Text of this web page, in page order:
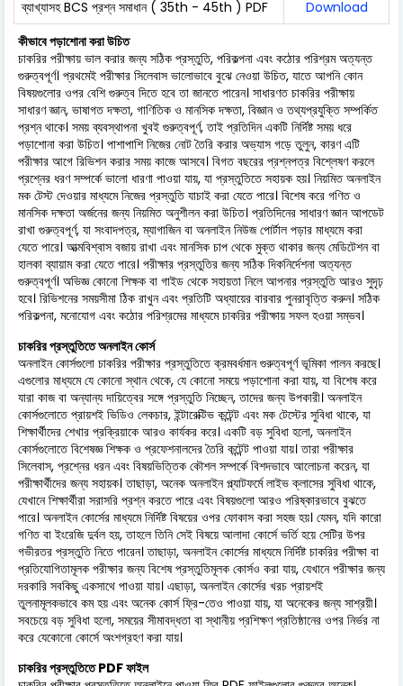
ব্যাখ্যাসহ BCS প্রশ্ন সমাধান ( 35th - 45th ) PDF
Download
কীভাবে পড়াশোনা করা উচিত
চাকরির পরীক্ষায় ভাল করার জন্য সঠিক প্রস্তুতি, পরিকল্পনা এবং কঠোর পরিশ্রম অত্যন্ত
গুরুত্বপূর্ণ। প্রথমেই পরীক্ষার সিলেবাস ভালোভাবে বুঝে নেওয়া উচিত, যাতে আপনি কোন
বিষয়গুলোর ওপর বেশি গুরুত্ব দিতে হবে তা জানতে পারেন। সাধারণত চাকরির পরীক্ষায়
সাধারণ জ্ঞান, ভাষাগত দক্ষতা, গাণিতিক ও মানসিক দক্ষতা, বিজ্ঞান ও তথ্যপ্রযুক্তি সম্পর্কিত
প্রশ্ন থাকে। সময় ব্যবস্থাপনা খুবই গুরুত্বপূর্ণ, তাই প্রতিদিন একটি নির্দিষ্ট সময় ধরে
পড়াশোনা করা উচিত। পাশাপাশি নিজের নোট তৈরি করার অভ্যাস গড়ে তুলুন, কারণ এটি
পরীক্ষার আগে রিভিশন করার সময় কাজে আসবে। বিগত বছরের প্রশ্নপত্র বিশ্লেষণ করলে
প্রশ্নের ধরণ সম্পর্কে ভালো ধারণা পাওয়া যায়, যা প্রস্তুতিতে সহায়ক হয়। নিয়মিত অনলাইন
মক টেস্ট দেওয়ার মাধ্যমে নিজের প্রস্তুতি যাচাই করা যেতে পারে। বিশেষ করে গণিত ও
মানসিক দক্ষতা অর্জনের জন্য নিয়মিত অনুশীলন করা উচিত। প্রতিদিনের সাধারণ জ্ঞান আপডেট
রাখা গুরুত্বপূর্ণ, যা সংবাদপত্র, ম্যাগাজিন বা অনলাইন নিউজ পোর্টাল পড়ার মাধ্যমে করা
যেতে পারে। আত্মবিশ্বাস বজায় রাখা এবং মানসিক চাপ থেকে মুক্ত থাকার জন্য মেডিটেশন বা
হালকা ব্যায়াম করা যেতে পারে। পরীক্ষার প্রস্তুতির জন্য সঠিক দিকনির্দেশনা অত্যন্ত
গুরুত্বপূর্ণ। অভিজ্ঞ কোনো শিক্ষক বা গাইড থেকে সহায়তা নিলে আপনার প্রস্তুতি আরও সুদৃঢ়
হবে। রিভিশনের সময়সীমা ঠিক রাখুন এবং প্রতিটি অধ্যায়ের বারবার পুনরাবৃত্তি করুন। সঠিক
পরিকল্পনা, মনোযোগ এবং কঠোর পরিশ্রমের মাধ্যমে চাকরির পরীক্ষায় সফল হওয়া সম্ভব।
চাকরির প্রস্তুতিতে অনলাইন কোর্স
অনলাইন কোর্সগুলো চাকরির পরীক্ষার প্রস্তুতিতে ক্রমবর্ধমান গুরুত্বপূর্ণ ভূমিকা পালন করছে।
এগুলোর মাধ্যমে যে কোনো স্থান থেকে, যে কোনো সময়ে পড়াশোনা করা যায়, যা বিশেষ করে
যারা কাজ বা অন্যান্য দায়িত্বের সঙ্গে প্রস্তুতি নিচ্ছেন, তাদের জন্য উপকারী। অনলাইন
কোর্সগুলোতে প্রায়শই ভিডিও লেকচার, ইন্টারেক্টিভ কন্টেন্ট এবং মক টেস্টের সুবিধা থাকে, যা
শিক্ষার্থীদের শেখার প্রক্রিয়াকে আরও কার্যকর করে। একটি বড় সুবিধা হলো, অনলাইন
কোর্সগুলোতে বিশেষজ্ঞ শিক্ষক ও প্রফেশনালদের তৈরি কন্টেন্ট পাওয়া যায়। তারা পরীক্ষার
সিলেবাস, প্রশ্নের ধরন এবং বিষয়ভিত্তিক কৌশল সম্পর্কে বিশদভাবে আলোচনা করেন, যা
পরীক্ষার্থীদের জন্য সহায়ক। তাছাড়া, অনেক অনলাইন প্ল্যাটফর্মে লাইভ ক্লাসের সুবিধা থাকে,
যেখানে শিক্ষার্থীরা সরাসরি প্রশ্ন করতে পারে এবং বিষয়গুলো আরও পরিষ্কারভাবে বুঝতে
পারে। অনলাইন কোর্সের মাধ্যমে নির্দিষ্ট বিষয়ের ওপর ফোকাস করা সহজ হয়। যেমন, যদি কারো
গণিত বা ইংরেজি দুর্বল হয়, তাহলে তিনি সেই বিষয়ে আলাদা কোর্সে ভর্তি হয়ে সেটির উপর
গভীরতর প্রস্তুতি নিতে পারেন। তাছাড়া, অনলাইন কোর্সের মাধ্যমে নির্দিষ্ট চাকরির পরীক্ষা বা
প্রতিযোগিতামূলক পরীক্ষার জন্য বিশেষ প্রস্তুতিমূলক কোর্সও করা যায়, যেখানে পরীক্ষার জন্য
দরকারি সবকিছু একসাথে পাওয়া যায়। এছাড়া, অনলাইন কোর্সের খরচ প্রায়শই
তুলনামূলকভাবে কম হয় এবং অনেক কোর্স ফ্রি-তেও পাওয়া যায়, যা অনেকের জন্য সাশ্রয়ী।
সবচেয়ে বড় সুবিধা হলো, সময়ের সীমাবদ্ধতা বা স্থানীয় প্রশিক্ষণ প্রতিষ্ঠানের ওপর নির্ভর না
করে যেকোনো কোর্সে অংশগ্রহণ করা যায়।
চাকরির প্রস্তুতিতে PDF ফাইল